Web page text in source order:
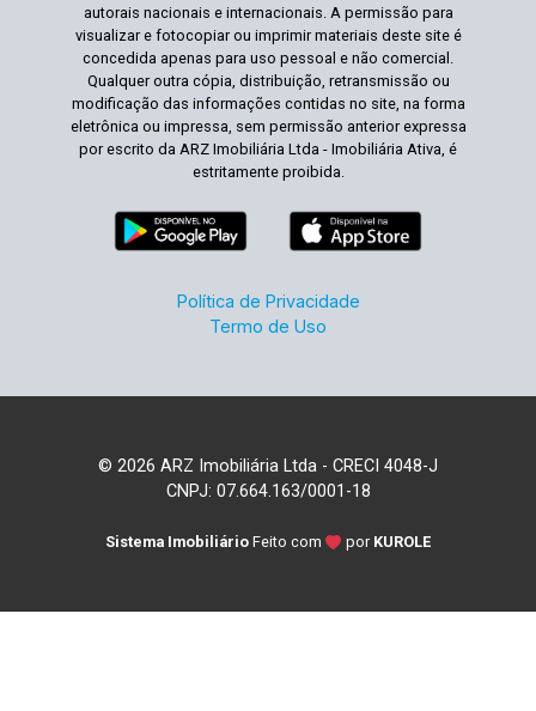
autorais nacionais e internacionais. A permissão para
visualizar e fotocopiar ou imprimir materiais deste site é
concedida apenas para uso pessoal e não comercial.
Qualquer outra cópia, distribuição, retransmissão ou
modificação das informações contidas no site, na forma
eletrônica ou impressa, sem permissão anterior expressa
por escrito da ARZ Imobiliária Ltda - Imobiliária Ativa, é
estritamente proibida.
Política de Privacidade
Termo de Uso
© 2026 ARZ Imobiliária Ltda - CRECI 4048-J
CNPJ: 07.664.163/0001-18
Sistema Imobiliário Feito com por KUROLE